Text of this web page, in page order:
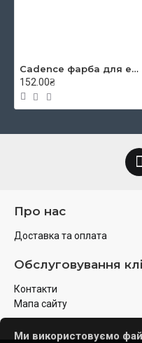
Cadence фарба для ебру Marbling paint, 45 мл, Темно-синя
152.00₴
Про нас
Доставка та оплата
Обслуговування
Контакти
Мапа сайту
Ми використовуємо